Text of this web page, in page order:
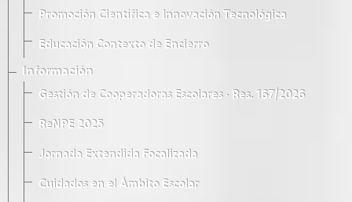
Promoción Científica e Innovación Tecnológica
Educación Contexto de Encierro
Información
Gestión de Cooperadoras Escolares · Res. 167/2026
ReNPE 2025
Jornada Extendida Focalizada
Cuidados en el Ámbito Escolar